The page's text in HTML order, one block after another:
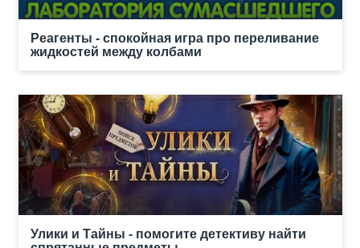
Реагенты - спокойная игра про переливание
жидкостей между колбами
Улики и Тайны - помогите детективу найти